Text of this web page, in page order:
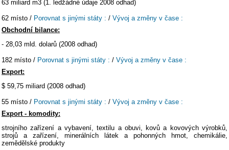
63 miliard m3 (1. ledžádné údaje 2008 odhad)
62 místo / Porovnat s jinými státy : / Vývoj a změny v čase :
Obchodní bilance:
- 28,03 mld. dolarů (2008 odhad)
182 místo / Porovnat s jinými státy : / Vývoj a změny v čase :
Export:
$ 59,75 miliard (2008 odhad)
55 místo / Porovnat s jinými státy : / Vývoj a změny v čase :
Export - komodity:
strojního zařízení a vybavení, textilu a obuvi, kovů a kovových výrobků,
strojů a zařízení, minerálních látek a pohonných hmot, chemikálie,
zemědělské produkty